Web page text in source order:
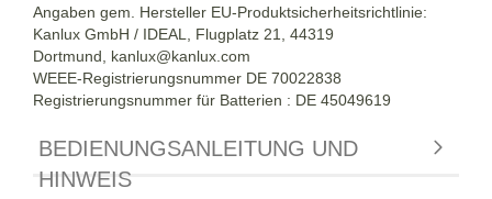
Angaben gem. Hersteller EU-Produktsicherheitsrichtlinie:
Kanlux GmbH / IDEAL, Flugplatz 21, 44319
Dortmund, kanlux@kanlux.com
WEEE-Registrierungsnummer DE 70022838
Registrierungsnummer für Batterien : DE 45049619
BEDIENUNGSANLEITUNG UND
HINWEIS